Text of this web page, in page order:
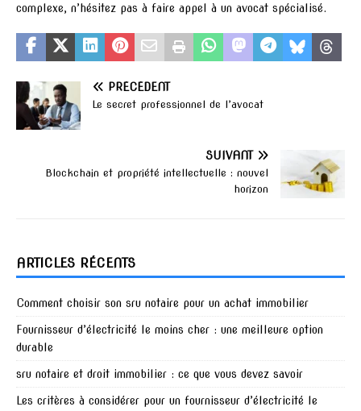
complexe, n’hésitez pas à faire appel à un avocat spécialisé.
PRÉCÉDENT
Le secret professionnel de l’avocat
SUIVANT
Blockchain et propriété intellectuelle : nouvel
horizon
ARTICLES RÉCENTS
Comment choisir son sru notaire pour un achat immobilier
Fournisseur d’électricité le moins cher : une meilleure option
durable
sru notaire et droit immobilier : ce que vous devez savoir
Les critères à considérer pour un fournisseur d’électricité le